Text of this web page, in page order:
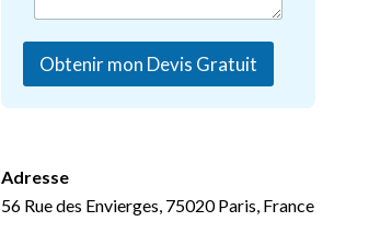
Obtenir mon Devis Gratuit
Adresse
56 Rue des Envierges, 75020 Paris, France